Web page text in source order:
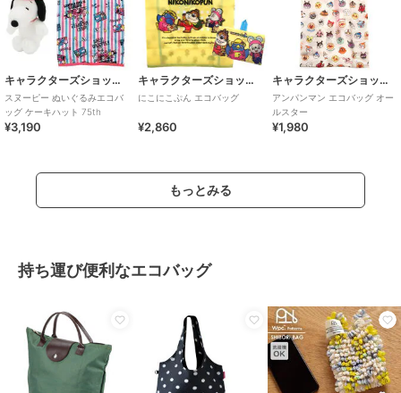
キャラクターズショップ ラフラフ
スヌーピー ぬいぐるみエコバ
ッグ ケーキハット 75th
¥3,190
キャラクターズショップ ラフラフ
にこにこぷん エコバッグ
¥2,860
キャラクターズショップ ラフラフ
アンパンマン エコバッグ オー
ルスター
¥1,980
もっとみる
持ち運び便利なエコバッグ